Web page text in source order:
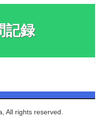
記録
All rights reserved.